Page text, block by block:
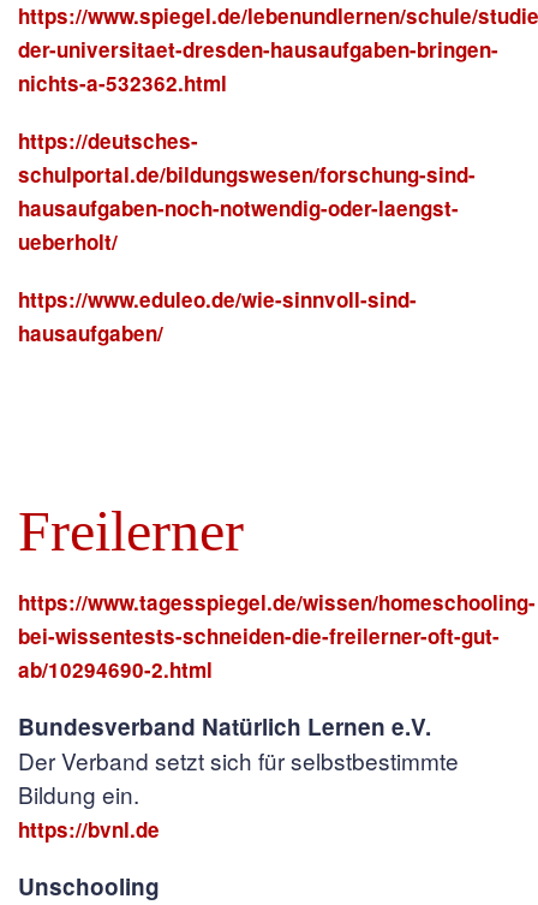
https://www.spiegel.de/lebenundlernen/schule/
der-universitaet-dresden-hausaufgaben-bringen-
nichts-a-532362.html
https://deutsches-
schulportal.de/bildungswesen/forschung-sind-
hausaufgaben-noch-notwendig-oder-laengst-
ueberholt/
https://www.eduleo.de/wie-sinnvoll-sind-
hausaufgaben/
Freilerner
https://www.tagesspiegel.de/wissen/homeschooling-
bei-wissentests-schneiden-die-freilerner-oft-gut-
ab/10294690-2.html
Bundesverband Natürlich Lernen e.V.
Der Verband setzt sich für selbstbestimmte
Bildung ein.
https://bvnl.de
Unschooling